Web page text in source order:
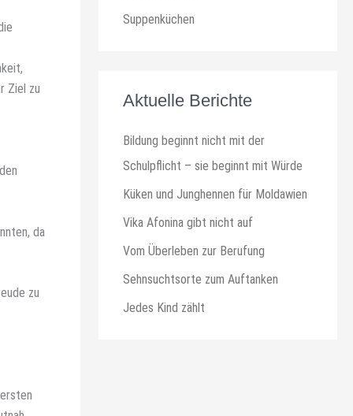
Ziel zu
da
zu
Suppenküchen
Aktuelle Berichte
Bildung beginnt nicht mit der
Schulpflicht – sie beginnt mit Würde
Küken und Junghennen für Moldawien
Vika Afonina gibt nicht auf
Vom Überleben zur Berufung
Sehnsuchtsorte zum Auftanken
Jedes Kind zählt